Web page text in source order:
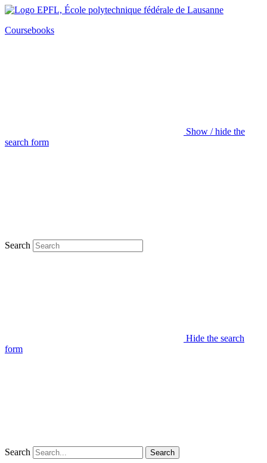
Coursebooks
Show / hide the
search form
Search
Hide the search
form
Search Search